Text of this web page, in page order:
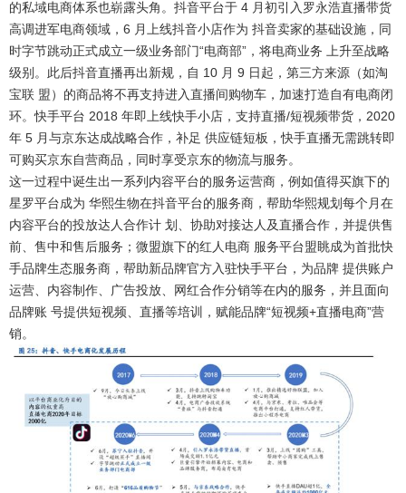
的私域电商体系也崭露头角。 抖音平台于 4 月初引入罗永浩直播带货
高调进军电商领域，6 月上线抖音小店作为 抖音卖家的基础设施，同
时字节跳动正式成立一级业务部门“电商部”，将电商业务 上升至战略
级别。此后抖音直播再出新规，自 10 月 9 日起，第三方来源（如淘
宝联 盟）的商品将不再支持进入直播间购物车，加速打造自有电商闭
环。快手平台 2018 年即上线快手小店，支持直播/短视频带货，2020
年 5 月与京东达成战略合作，补足 供应链短板，快手直播无需跳转即
可购买京东自营商品，同时享受京东的物流与服务。
这一过程中诞生出一系列内容平台的服务运营商，例如值得买旗下的
星罗平台成为 华熙生物在抖音平台的服务商，帮助华熙规划每个月在
内容平台的投放达人合作计 划、协助对接达人及直播合作，并提供售
前、售中和售后服务；微盟旗下的红人电商 服务平台盟眺成为首批快
手品牌生态服务商，帮助新品牌官方入驻快手平台，为品牌 提供账户
运营、内容制作、广告投放、网红合作分销等在内的服务，并且面向
品牌账 号提供短视频、直播等培训，赋能品牌“短视频+直播电商”营
销。